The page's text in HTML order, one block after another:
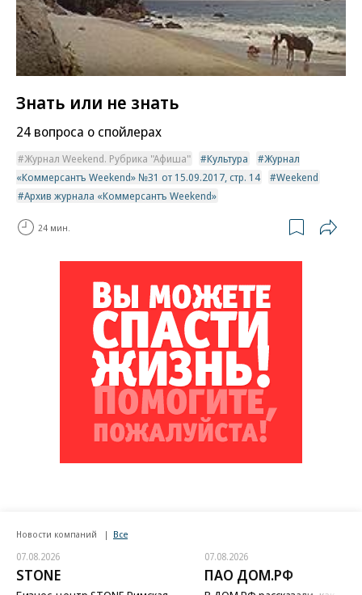
Знать или не знать
24 вопроса о спойлерах
Журнал Weekend. Рубрика "Афиша" Культура
Журнал
«Коммерсантъ Weekend» №31 от 15.09.2017, стр. 14
Weekend
Архив журнала «Коммерсантъ Weekend»
24 мин.
Новости компаний Все
07.08.2026
STONE
07.08.2026
ПАО ДОМ.РФ